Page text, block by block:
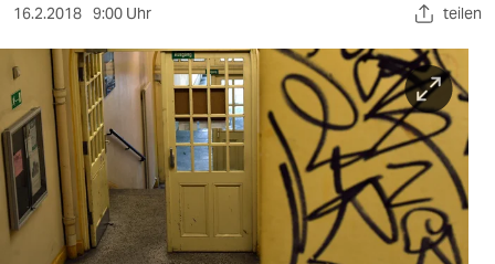
sport
berlin
nord
wahrheit
16.2.2018 9:00 Uhr teilen